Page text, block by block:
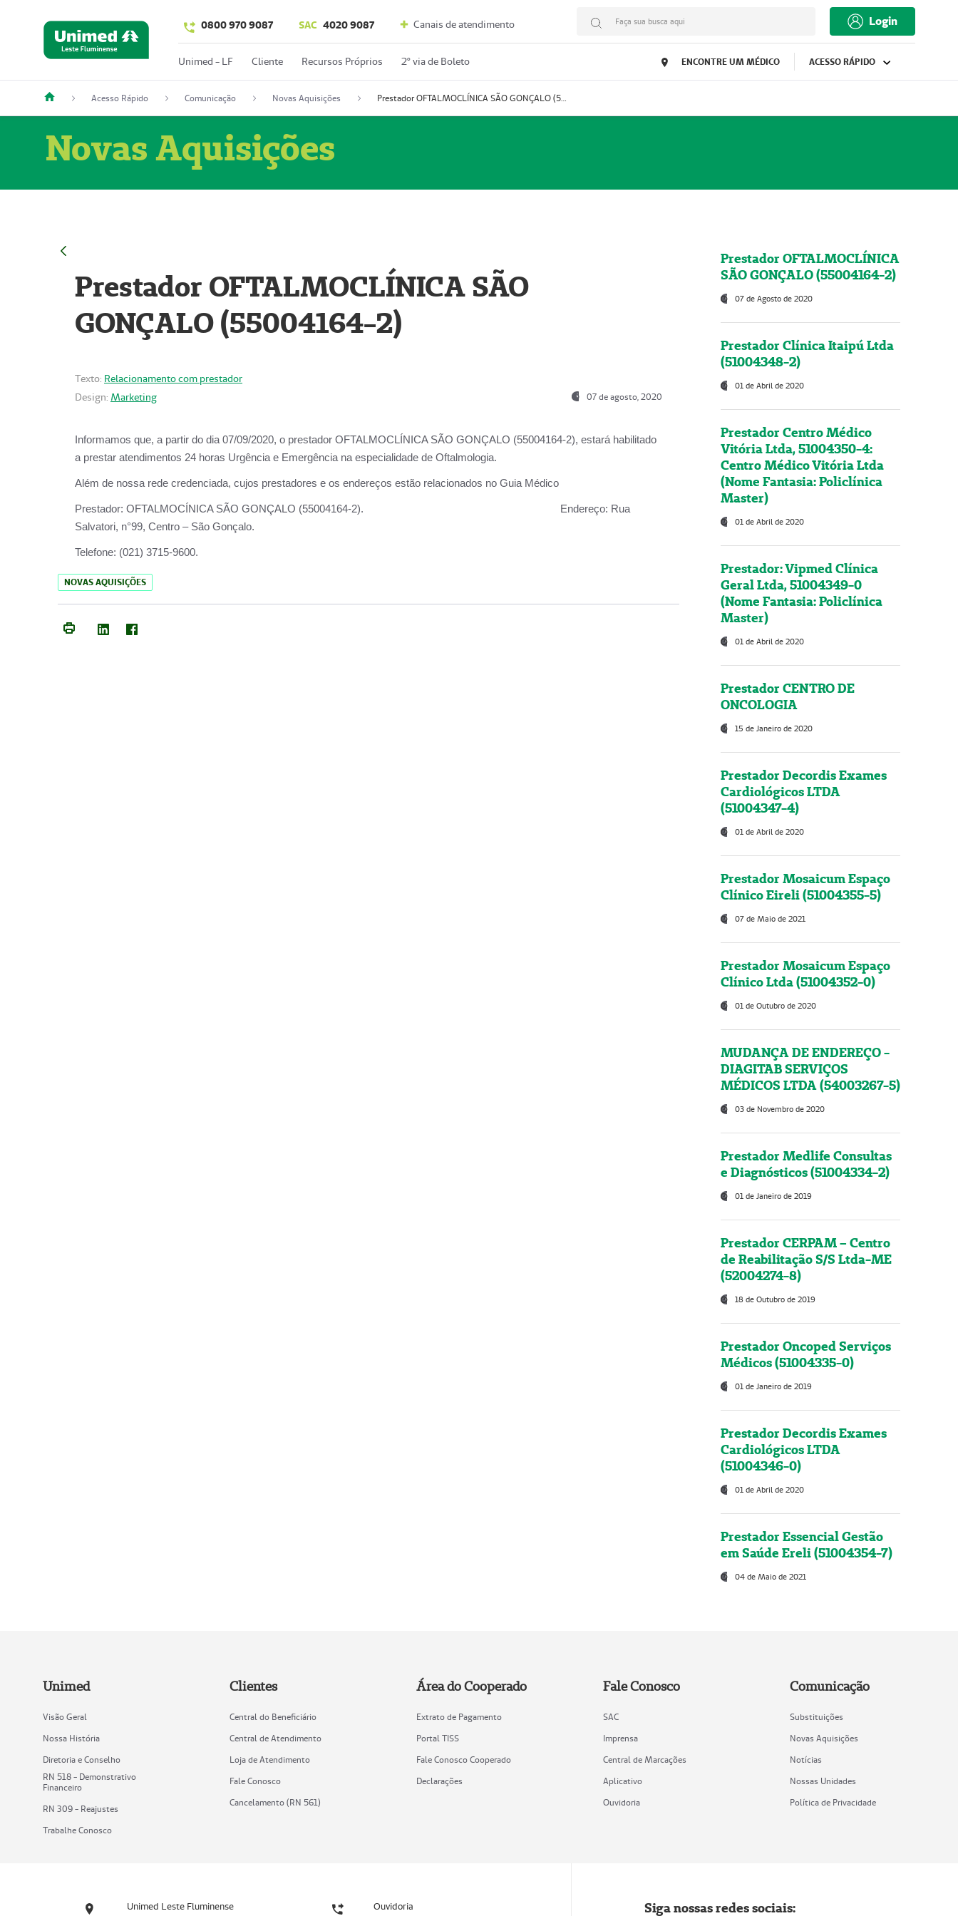
0800 970 9087 SAC 4020 9087 Canais de atendimento Faça sua busca aqui Login
Unimed - LF Cliente Recursos Próprios 2º via de Boleto ENCONTRE UM MÉDICO ACESSO RÁPIDO
Acesso Rápido Comunicação Novas Aquisições Prestador OFTALMOCLÍNICA SÃO GONÇALO (55004164-2)
Novas Aquisições
Prestador OFTALMOCLÍNICA SÃO
GONÇALO (55004164-2)
Texto: Relacionamento com prestador
Design: Marketing 07 de agosto, 2020
Informamos que, a partir do dia 07/09/2020, o prestador OFTALMOCLÍNICA SÃO GONÇALO (55004164-2), estará habilitado
a prestar atendimentos 24 horas Urgência e Emergência na especialidade de Oftalmologia.
Além de nossa rede credenciada, cujos prestadores e os endereços estão relacionados no Guia Médico
Prestador: OFTALMOCÍNICA SÃO GONÇALO (55004164-2). Endereço: Rua
Salvatori, n°99, Centro – São Gonçalo.
Telefone: (021) 3715-9600.
NOVAS AQUISIÇÕES
Prestador OFTALMOCLÍNICA
SÃO GONÇALO (55004164-2)
07 de Agosto de 2020
Prestador Clínica Itaipú Ltda
(51004348-2)
01 de Abril de 2020
Prestador Centro Médico
Vitória Ltda, 51004350-4:
Centro Médico Vitória Ltda
(Nome Fantasia: Policlínica
Master)
01 de Abril de 2020
Prestador: Vipmed Clínica
Geral Ltda, 51004349-0
(Nome Fantasia: Policlínica
Master)
01 de Abril de 2020
Prestador CENTRO DE
ONCOLOGIA
15 de Janeiro de 2020
Prestador Decordis Exames
Cardiológicos LTDA
(51004347-4)
01 de Abril de 2020
Prestador Mosaicum Espaço
Clínico Eireli (51004355-5)
07 de Maio de 2021
Prestador Mosaicum Espaço
Clínico Ltda (51004352-0)
01 de Outubro de 2020
MUDANÇA DE ENDEREÇO -
DIAGITAB SERVIÇOS
MÉDICOS LTDA (54003267-5)
03 de Novembro de 2020
Prestador Medlife Consultas
e Diagnósticos (51004334-2)
01 de Janeiro de 2019
Prestador CERPAM – Centro
de Reabilitação S/S Ltda-ME
(52004274-8)
18 de Outubro de 2019
Prestador Oncoped Serviços
Médicos (51004335-0)
01 de Janeiro de 2019
Prestador Decordis Exames
Cardiológicos LTDA
(51004346-0)
01 de Abril de 2020
Prestador Essencial Gestão
em Saúde Ereli (51004354-7)
04 de Maio de 2021
Unimed
Visão Geral
Nossa História
Diretoria e Conselho
RN 518 - Demonstrativo
Financeiro
RN 309 - Reajustes
Trabalhe Conosco
Clientes
Central do Beneficiário
Central de Atendimento
Loja de Atendimento
Fale Conosco
Cancelamento (RN 561)
Área do Cooperado
Extrato de Pagamento
Portal TISS
Fale Conosco Cooperado
Declarações
Fale Conosco
SAC
Imprensa
Central de Marcações
Aplicativo
Ouvidoria
Comunicação
Substituições
Novas Aquisições
Notícias
Nossas Unidades
Política de Privacidade
Unimed Leste Fluminense Ouvidoria Siga nossas redes sociais: